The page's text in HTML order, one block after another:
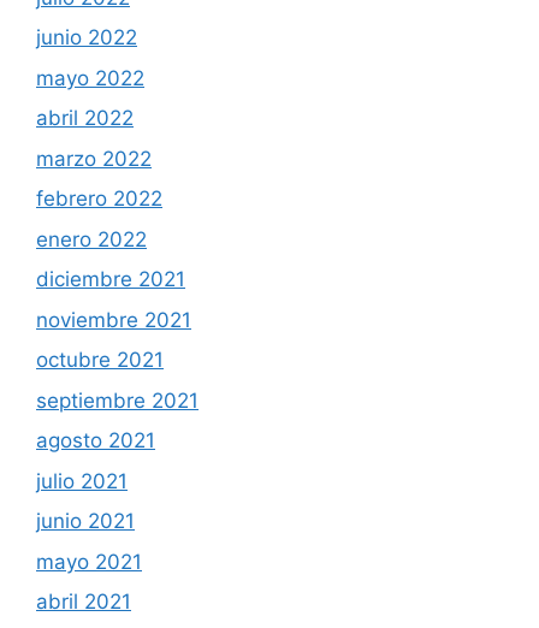
junio 2022
mayo 2022
abril 2022
marzo 2022
febrero 2022
enero 2022
diciembre 2021
noviembre 2021
octubre 2021
septiembre 2021
agosto 2021
julio 2021
junio 2021
mayo 2021
abril 2021